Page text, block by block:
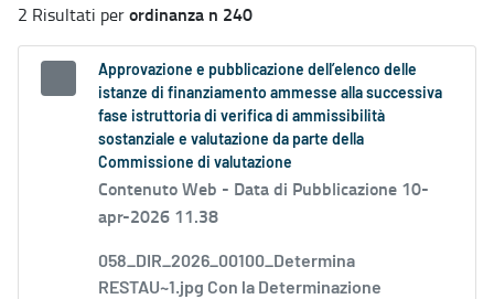
2 Risultati perordinanza n 240
Approvazione e pubblicazione dell’elenco delle
istanze di finanziamento ammesse alla successiva
fase istruttoria di verifica di ammissibilità
sostanziale e valutazione da parte della
Commissione di valutazione
Contenuto Web - Data di Pubblicazione 10-
apr-2026 11.38
058_DIR_2026_00100_Determina
RESTAU~1.jpg Con la Determinazione